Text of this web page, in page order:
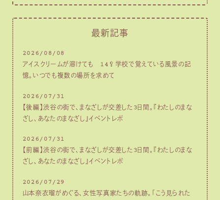
最新記事
2026/08/08
アイスクリームが溶けても 14🥄学校で覚えている風景の記
憶。いつでも複数の場所を求めて
2026/07/31
【後編】渋谷の街で、まなざしが交差した3日間。『わたしのまな
ざし、あなたのまなざし』イベントレポ
2026/07/31
【前編】渋谷の街で、まなざしが交差した3日間。『わたしのまな
ざし、あなたのまなざし』イベントレポ
2026/07/29
山本奈衣瑠がめぐる、女性写真家たちの軌跡。「こう見られた